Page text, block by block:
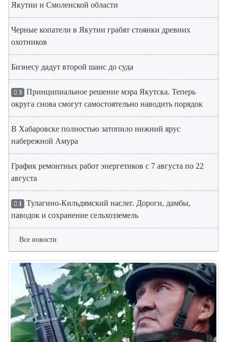
Якутии и Смоленской области
Черные копатели в Якутии грабят стоянки древних
охотников
Бизнесу дадут второй шанс до суда
3 Принципиальное решение мэра Якутска. Теперь
округа снова смогут самостоятельно наводить порядок
В Хабаровске полностью затопило нижний ярус
набережной Амура
График ремонтных работ энергетиков с 7 августа по 22
августа
1 Тулагино-Кильдямский наслег. Дороги, дамбы,
паводок и сохранение сельхозземель
Все новости